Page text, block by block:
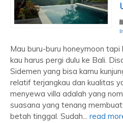
Mau buru-buru honeymoon
kau harus pergi dulu ke Bali.
Sidemen yang bisa kamu
relatif terjangkau dan kualitas
menyewa villa adalah yang
suasana yang tenang
betah tinggal. Sudah... read